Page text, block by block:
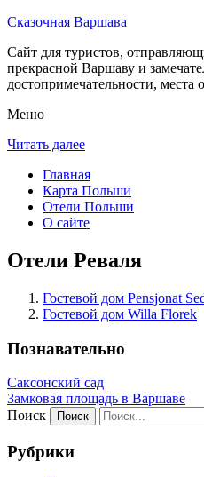
Сказочная Варшава
Сайт для туристов,
прекрасной Варшаву и
достопримечательности, места
Меню
Читать далее
Главная
Карта Польши
Отели Польши
О сайте
Отели Реваля
Гостевой дом Pensjonat
Гостевой дом Willa Florek
Познавательно
Саксонский сад
Замковая площадь в Варшаве
Поиск
Рубрики